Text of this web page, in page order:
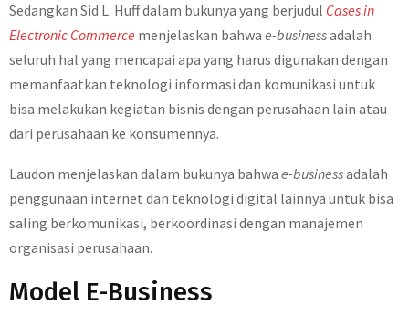
Sedangkan Sid L. Huff dalam bukunya yang berjudul Cases in
Electronic Commerce menjelaskan bahwa e-businessadalah
seluruh hal yang mencapai apa yang harus digunakan dengan
memanfaatkan teknologi informasi dan komunikasi untuk
bisa melakukan kegiatan bisnis dengan perusahaan lain atau
dari perusahaan ke konsumennya.
Laudon menjelaskan dalam bukunya bahwa e-businessadalah
penggunaan internet dan teknologi digital lainnya untuk bisa
saling berkomunikasi, berkoordinasi dengan manajemen
organisasi perusahaan.
Model E-Business